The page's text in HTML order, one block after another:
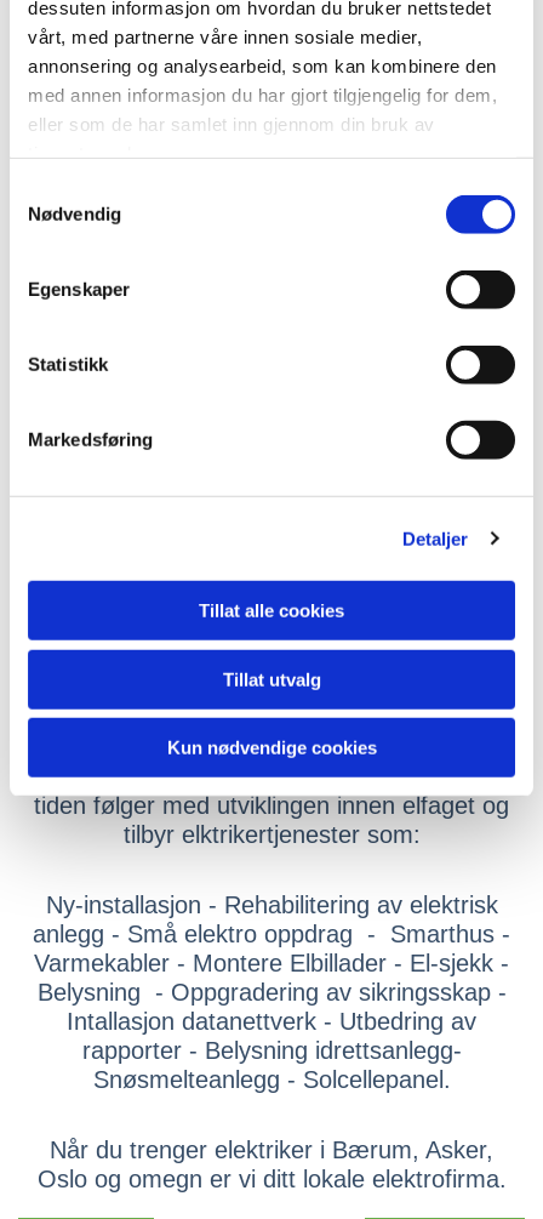
dessuten informasjon om hvordan du bruker nettstedet
vårt, med partnerne våre innen sosiale medier,
annonsering og analysearbeid, som kan kombinere den
med annen informasjon du har gjort tilgjengelig for dem,
eller som de har samlet inn gjennom din bruk av
Nødvendig
Egenskaper
Statistikk
Markedsføring
Detaljer
Tillat alle cookies
Tillat utvalg
Kun nødvendige cookies
Velg fil Ingen fil valgt
TT Elektro AS er en elektrikerbedrift med
lang historie og bred kompetanse innen
service, renovering og nybygg. Kan vise til
60 års erfaring som også er din tryggeht.
Vi er i dag en moderne bedrift med et solid
team av kvalitetsbevisste ansatte som hele
tiden følger med utviklingen innen elfaget og
tilbyr elktrikertjenester som:
Ny-installasjon - Rehabilitering av elektrisk
anlegg - Små elektro oppdrag - Smarthus -
Varmekabler - Montere Elbillader - El-sjekk -
Belysning - Oppgradering av sikringsskap -
Intallasjon datanettverk - Utbedring av
rapporter - Belysning idrettsanlegg-
Snøsmelteanlegg - Solcellepanel.
Når du trenger elektriker i Bærum, Asker,
Oslo og omegn er vi ditt lokale elektrofirma.